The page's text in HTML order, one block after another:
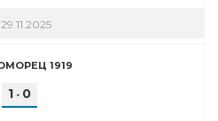
29.11.2025
1919
1 - 0